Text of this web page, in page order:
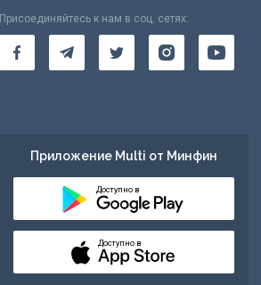
Присоединяйтесь к нам в соц. сетях:
Приложение Multi от Минфин
Доступно в
Доступно в